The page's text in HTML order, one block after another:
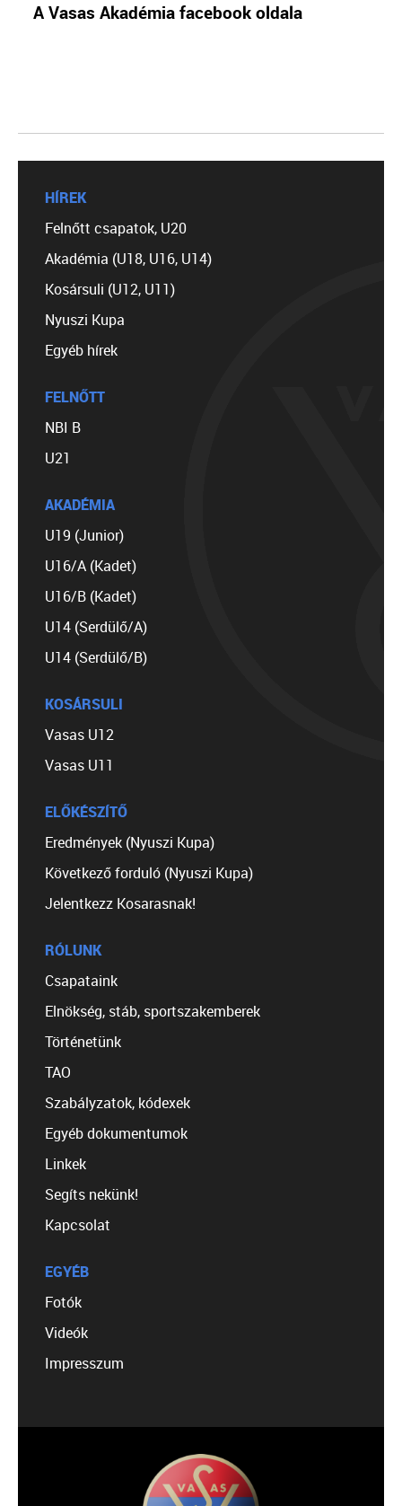
A Vasas Akadémia facebook oldala
HÍREK
Felnőtt csapatok, U20
Akadémia (U18, U16, U14)
Kosársuli (U12, U11)
Nyuszi Kupa
Egyéb hírek
FELNŐTT
NBI B
U21
AKADÉMIA
U19 (Junior)
U16/A (Kadet)
U16/B (Kadet)
U14 (Serdülő/A)
U14 (Serdülő/B)
KOSÁRSULI
Vasas U12
Vasas U11
ELŐKÉSZÍTŐ
Eredmények (Nyuszi Kupa)
Következő forduló (Nyuszi Kupa)
Jelentkezz Kosarasnak!
RÓLUNK
Csapataink
Elnökség, stáb, sportszakemberek
Történetünk
TAO
Szabályzatok, kódexek
Egyéb dokumentumok
Linkek
Segíts nekünk!
Kapcsolat
EGYÉB
Fotók
Videók
Impresszum